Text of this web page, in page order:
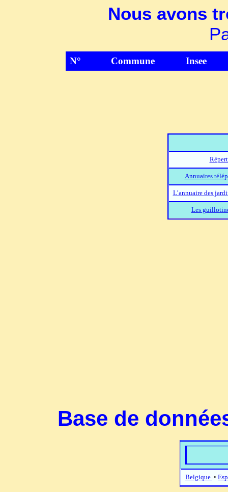
Nous avons
N° Commune Insee
Annuaires
L’annuaire des
Les
Base de
Belgique •